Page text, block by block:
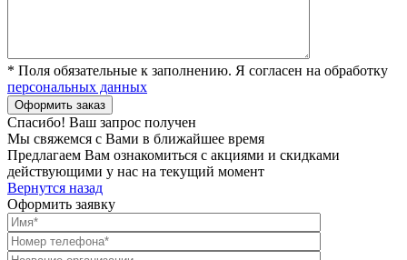
* Поля обязательные к заполнению. Я согласен на обработку
персональных данных
Спасибо! Ваш запрос получен
Мы свяжемся с Вами в ближайшее время
Предлагаем Вам ознакомиться с акциями и скидками
действующими у нас на текущий момент
Вернутся назад
Оформить заявку